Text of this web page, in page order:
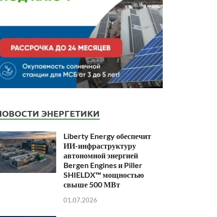
ЭНЕРГЕТИКИ
Liberty Energy обеспечит
ИИ-инфраструктуру
автономной энергией
Bergen Engines и Piller
SHIELDX™ мощностью
свыше 500 МВт
01.07.2026